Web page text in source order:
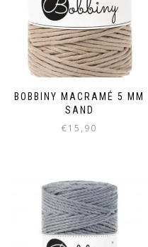
BOBBINY MACRAMÉ 5 MM
SAND
€15,90